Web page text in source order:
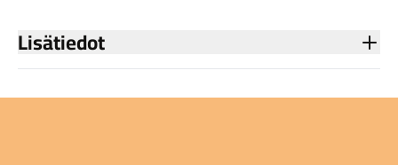
Lisätiedot